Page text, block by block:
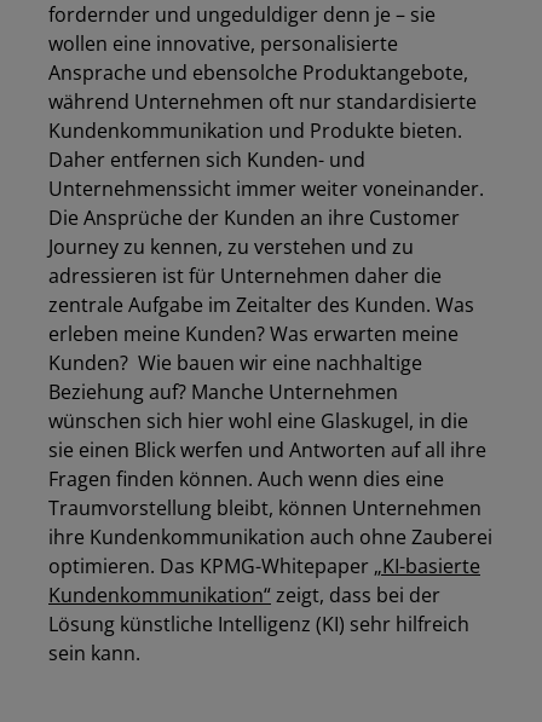
fordernder und ungeduldiger denn je – sie
wollen eine innovative, personalisierte
Ansprache und ebensolche Produktangebote,
während Unternehmen oft nur standardisierte
Kundenkommunikation und Produkte bieten.
Daher entfernen sich Kunden- und
Unternehmenssicht immer weiter voneinander.
Die Ansprüche der Kunden an ihre Customer
Journey zu kennen, zu verstehen und zu
adressieren ist für Unternehmen daher die
zentrale Aufgabe im Zeitalter des Kunden. Was
erleben meine Kunden? Was erwarten meine
Kunden? Wie bauen wir eine nachhaltige
Beziehung auf? Manche Unternehmen
wünschen sich hier wohl eine Glaskugel, in die
sie einen Blick werfen und Antworten auf all ihre
Fragen finden können. Auch wenn dies eine
Traumvorstellung bleibt, können Unternehmen
ihre Kundenkommunikation auch ohne Zauberei
optimieren. Das KPMG-Whitepaper „KI-basierte
Kundenkommunikation“zeigt, dass bei der
Lösung künstliche Intelligenz (KI) sehr hilfreich
sein kann.